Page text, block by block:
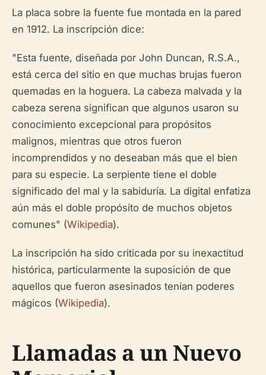
La placa sobre la fuente fue montada en la pared
en 1912. La inscripción dice:
"Esta fuente, diseñada por John Duncan, R.S.A.,
está cerca del sitio en que muchas brujas fueron
quemadas en la hoguera. La cabeza malvada y la
cabeza serena significan que algunos usaron su
conocimiento excepcional para propósitos
malignos, mientras que otros fueron
incomprendidos y no deseaban más que el bien
para su especie. La serpiente tiene el doble
significado del mal y la sabiduría. La digital enfatiza
aún más el doble propósito de muchos objetos
comunes" (Wikipedia).
La inscripción ha sido criticada por su inexactitud
histórica, particularmente la suposición de que
aquellos que fueron asesinados tenían poderes
mágicos (Wikipedia).
Llamadas a un Nuevo